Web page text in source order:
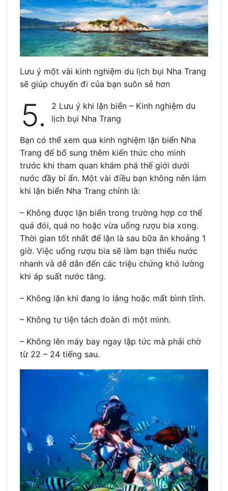
Lưu ý một vài kinh nghiệm du lịch bụi Nha Trang
sẽ giúp chuyến đi của bạn suôn sẻ hơn
5.
2 Lưu ý khi lặn biển – Kinh nghiệm du
lịch bụi Nha Trang
Bạn có thể xem qua kinh nghiệm lặn biển Nha
Trang để bổ sung thêm kiến thức cho mình
trước khi tham quan khám phá thế giới dưới
nước đầy bí ẩn. Một vài điều bạn không nên làm
khi lặn biển Nha Trang chính là:
– Không được lặn biển trong trường hợp cơ thể
quá đói, quá no hoặc vừa uống rượu bia xong.
Thời gian tốt nhất để lặn là sau bữa ăn khoảng 1
giờ. Việc uống rượu bia sẽ làm bạn thiếu nước
nhanh và dễ dẫn đến các triệu chứng khó lường
khi áp suất nước tăng.
– Không lặn khi đang lo lắng hoặc mất bình tĩnh.
– Không tự tiện tách đoàn đi một mình.
– Không lên máy bay ngay lập tức mà phải chờ
từ 22 – 24 tiếng sau.